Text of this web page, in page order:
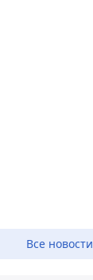
Все новости